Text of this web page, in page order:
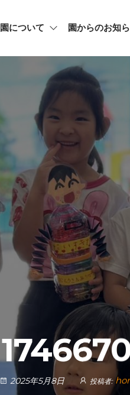
園について 園からのお知
2025年5月8日 投稿者: